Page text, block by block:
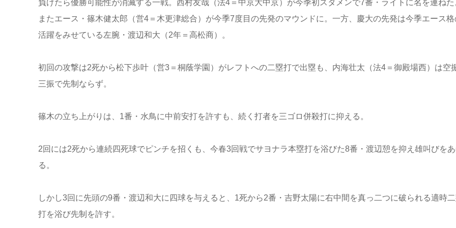
負けたら優勝可能性が消滅する一戦。西村友哉（法4＝中京大中京）が今季初スタメンで7番・ライトに名を連ねた
またエース・篠木健太郎（営4＝木更津総合）が今季7度目の先発のマウンドに。一方、慶大の先発は今季エース格
活躍をみせている左腕・渡辺和大（2年＝高松商）。
初回の攻撃は2死から松下歩叶（営3＝桐蔭学園）がレフトへの二塁打で出塁も、内海壮太（法4＝御殿場西）は空
三振で先制ならず。
篠木の立ち上がりは、1番・水鳥に中前安打を許すも、続く打者を三ゴロ併殺打に抑える。
2回には2死から連続四死球でピンチを招くも、今春3回戦でサヨナラ本塁打を浴びた8番・渡辺憩を抑え雄叫びを
る。
しかし3回に先頭の9番・渡辺和大に四球を与えると、1死から2番・吉野太陽に右中間を真っ二つに破られる適時
打を浴び先制を許す。